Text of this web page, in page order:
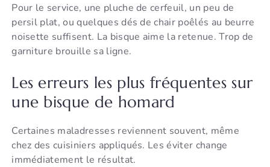
Pour le service, une pluche de cerfeuil, un peu de
persil plat, ou quelques dés de chair poêlés au beurre
noisette suffisent. La bisque aime la retenue. Trop de
garniture brouille sa ligne.
Les erreurs les plus fréquentes sur
une bisque de homard
Certaines maladresses reviennent souvent, même
chez des cuisiniers appliqués. Les éviter change
immédiatement le résultat.